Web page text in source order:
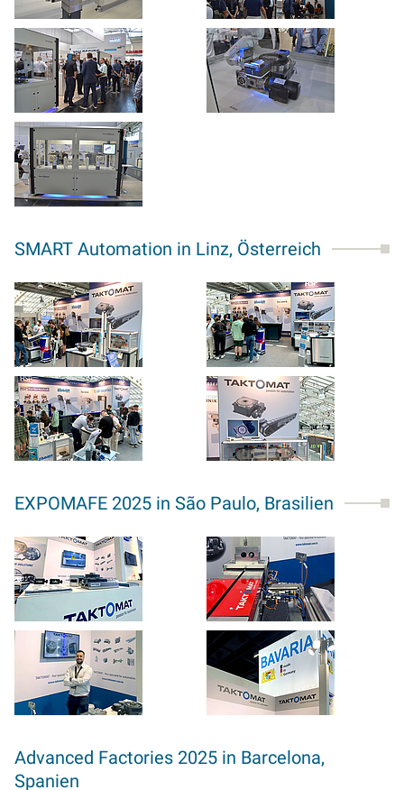
SMART Automation in Linz, Österreich
EXPOMAFE 2025 in São Paulo, Brasilien
Advanced Factories 2025 in Barcelona,
Spanien